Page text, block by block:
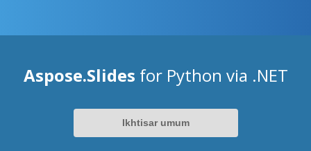
Aspose.Slides for Python via .NET
Ikhtisar umum